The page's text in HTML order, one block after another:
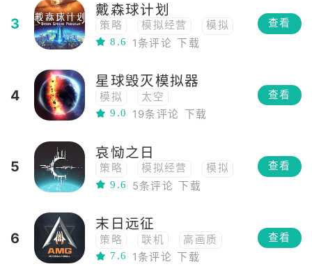
3
戴森球计划
策略 模拟经营
模拟
3D
太空 独立
8.6 1条评论 下载
查看
4
星球毁灭模拟器
模拟
太空
9.0
19条评论 下载
查看
5
哀恸之日
策略 模拟经营
模拟
RPG
像素
战略
俯视角
PVE
9.6 5条评论 下载
查看
6
末日远征
策略 联机
高画质
多人
战略
3D
7.6 1条评论 下载
查看